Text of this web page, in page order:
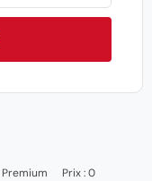
Premium Prix : 0